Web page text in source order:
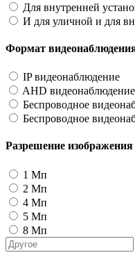
Для внутренней
И для уличной и для
Формат
IP видеонаблюдение
AHD видеонаблюдение
Беспроводное
Беспроводное
Разрешение изображения
1 Мп
2 Мп
4 Мп
5 Мп
8 Мп